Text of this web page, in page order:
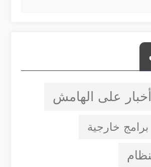
أخبار على الهامش
برامج خارجية